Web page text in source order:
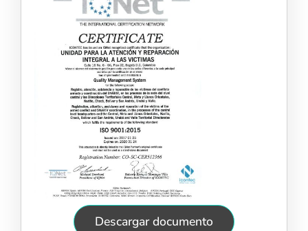
Descargar documento